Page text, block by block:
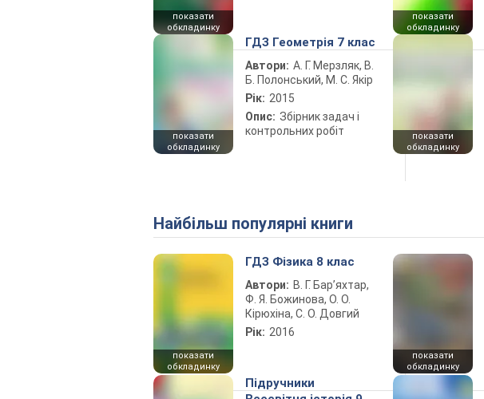
показати
обкладинку
показати
обкладинку
показати
обкладинку
ГДЗ Геометрія 7 клас
Автори: А. Г. Мерзляк, В.
Б. Полонський, М. С. Якір
Рік: 2015
Опис: Збірник задач і
контрольних робіт
показати
обкладинку
Найбільш популярні книги
показати
обкладинку
ГДЗ Фізика 8 клас
Автори: В. Г. Бар’яхтар,
Ф. Я. Божинова, О. О.
Кірюхіна, С. О. Довгий
Рік: 2016
показати
обкладинку
Підручники